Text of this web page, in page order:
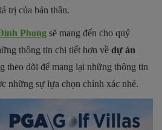
trị của bản thân.
Phong sẽ mang đến cho quý
thông tin chi tiết hơn về dự án
theo dõi để mang lại những thông tin
những sự lựa chọn chính xác nhé.